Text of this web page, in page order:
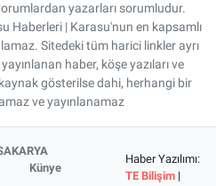
yazarları sorumludur.
Haberleri | Karasu'nun en kapsamlı
Sitedeki tüm harici linkler ayrı
haber, köşe yazıları ve
gösterilse dahi, herhangi bir
ve yayınlanamaz
Künye
Haber Yazılımı:
TE Bilişim|